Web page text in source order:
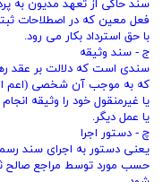
سند حاکی از تعهد مدیون به
فعل معین که در اصطلاحات
با حق استرداد بکار می‌ رود.
ج - سند وثیقه
سندی است که دلالت بر عقد
که به موجب آن شخصی (اعم از
یا غیرمنقول خود را وثیقه
یا عمل دیگر.
چ - دستور اجرا
یعنی دستور به اجرای سند
حسب مورد توسط مراجع صالح